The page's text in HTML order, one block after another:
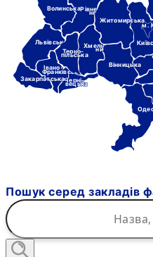
Черні-
вецька
Івано-
Франківська
Хмель-
ницька
м.
Львівська
Рівне-
нська
Терно-
пільська
Вінницька
Волинська
Закарпатська
Житомирська
Пошук серед закладів